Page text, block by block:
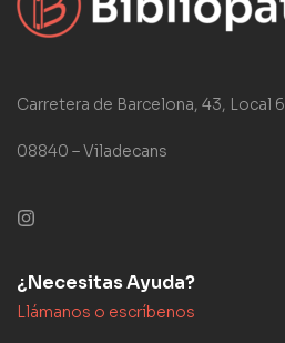
Carretera de Barcelona, 43, Local 6
08840 – Viladecans
¿Necesitas Ayuda?
Llámanos o escríbenos